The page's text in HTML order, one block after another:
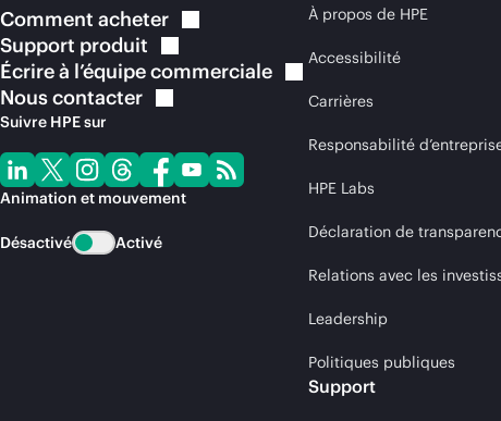
Comment acheter
Support produit
Écrire à l’équipecommerciale
Nouscontacter
Suivre HPE sur
Animation et mouvement
Désactivé Activé
À propos de HPE
Accessibilité
Carrières
Responsabilité
HPE Labs
Déclaration de
Relations avec les
Leadership
Politiques publiques
Support